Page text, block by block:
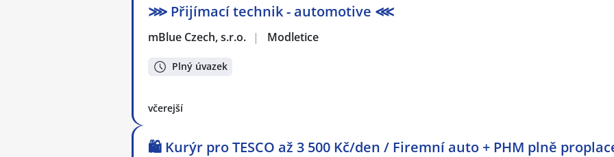
⋙ Přijímací technik - automotive ⋘
mBlue Czech, s.r.o. | Modletice
Plný úvazek
včerejší
🛍️ Kurýr pro TESCO až 3 500 Kč/den / Firemní auto + PHM plně